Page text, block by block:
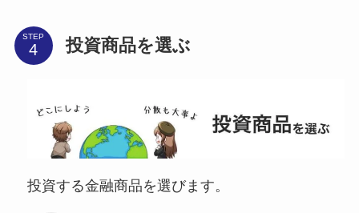
STEP 投資商品を選ぶ
投資する金融商品を選びます。